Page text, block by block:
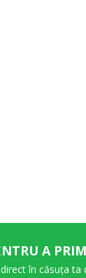
A
în căsuța ta